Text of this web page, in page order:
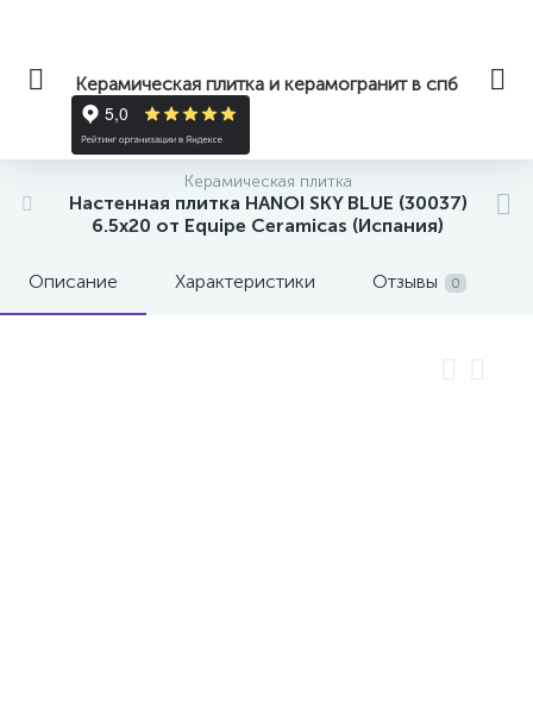
Керамическая плитка и керамогранит в спб
Керамическая плитка
Настенная плитка HANOI SKY BLUE (30037)
6.5x20 от Equipe Ceramicas (Испания)
Описание Характеристики Отзывы 0